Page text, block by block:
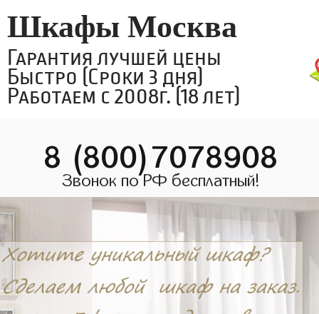
Шкафы Москва
Гарантия лучшей цены
Быстро (Сроки 3 дня)
Работаем с 2008г. (18 лет)
8 (800)7078908
Звонок по РФ бесплатный!